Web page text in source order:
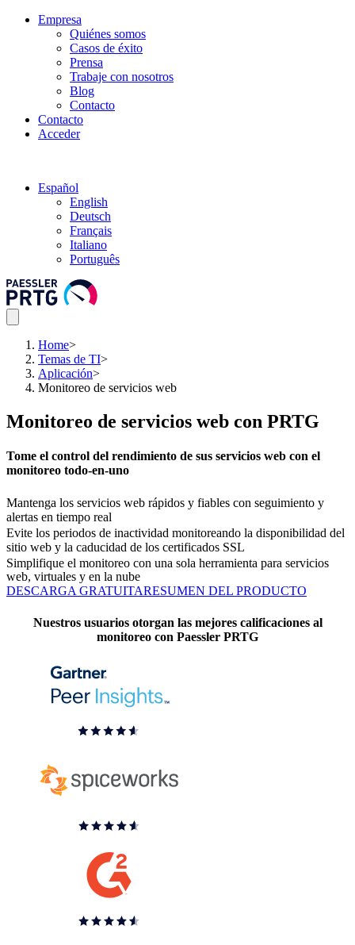
Empresa
Quiénes somos
Casos de éxito
Prensa
Trabaje con nosotros
Blog
Contacto
Contacto
Acceder
Español
English
Deutsch
Français
Italiano
Português
Home>
Temas de TI>
Aplicación>
Monitoreo de servicios web
Monitoreo de servicios web con PRTG
Tome el control del rendimiento de sus servicios web con el
monitoreo todo-en-uno
Mantenga los servicios web rápidos y fiables con seguimiento y
alertas en tiempo real
Evite los periodos de inactividad monitoreando la disponibilidad del
sitio web y la caducidad de los certificados SSL
Simplifique el monitoreo con una sola herramienta para servicios
web, virtuales y en la nube
DESCARGA GRATUITARESUMEN DEL PRODUCTO
Nuestros usuarios otorgan las mejores calificaciones al
monitoreo con Paessler PRTG